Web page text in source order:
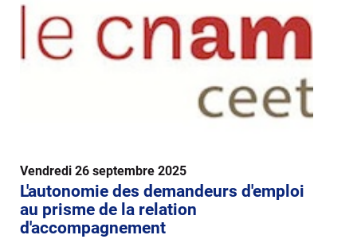
Vendredi 26 septembre 2025
L'autonomie des demandeurs d'emploi
au prisme de la relation
d'accompagnement